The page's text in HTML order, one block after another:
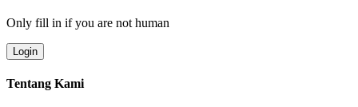
Only fill in if you are not human
Tentang Kami